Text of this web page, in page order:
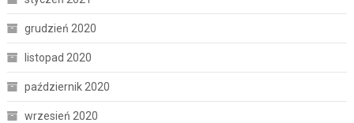
grudzień 2020
listopad 2020
październik 2020
wrzesień 2020